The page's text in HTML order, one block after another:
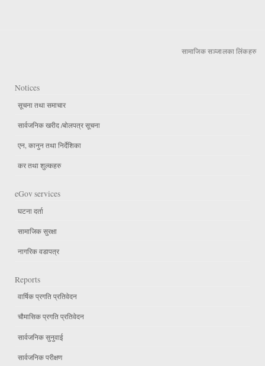
सामाजिक सञ्जालका लिंकहरु
Notices
सूचना तथा समाचार
सार्वजनिक खरीद /बोलपत्र सूचना
एन, कानुन तथा निर्देशिका
कर तथा शुल्कहरु
eGov services
घटना दर्ता
सामाजिक सुरक्षा
नागरिक वडापत्र
Reports
वार्षिक प्रगति प्रतिवेदन
चौमासिक प्रगति प्रतिवेदन
सार्वजनिक सुनुवाई
सार्वजनिक परीक्षण